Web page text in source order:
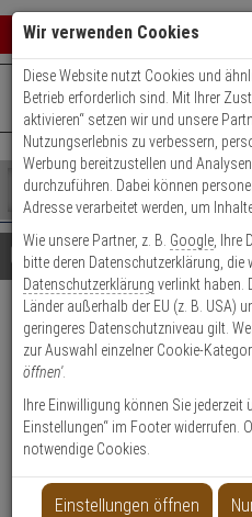
Warenkorb
0
Ihr
Shop
durchsuchen
Bitte
geben
Sie
mindestens
Zeichen
ein,
um
Suche
Es
wurde
noch
Kategorien
Suche
gestartet
+49 (0)821 899 493-0Mo. - Do.:
Details Beratung
Abus 7010 S EK
Türzusatzschloss
gleichschließend
Produktmerkmale
Datenblatt drucken
Wir verwenden Cookies
Diese Website nutzt Cookies und
Betrieb erforderlich sind. Mit Ihrer
aktivieren“ setzen wir und unsere
Nutzungserlebnis zu verbessern,
Werbung bereitzustellen und
durchzuführen. Dabei können
Adresse verarbeitet werden, um
Wie unsere Partner, z. B. Google ,
bitte deren Datenschutzerklärung, die
Datenschutzerklärung verlinkt haben.
Länder außerhalb der EU (z. B.
geringeres Datenschutzniveau gilt.
zur Auswahl einzelner Cookie-
öffnen'.
Ihre Einwilligung können Sie jederzeit
Einstellungen“ im Footer widerrufen.
notwendige Cookies.
Einstellungen öffnen